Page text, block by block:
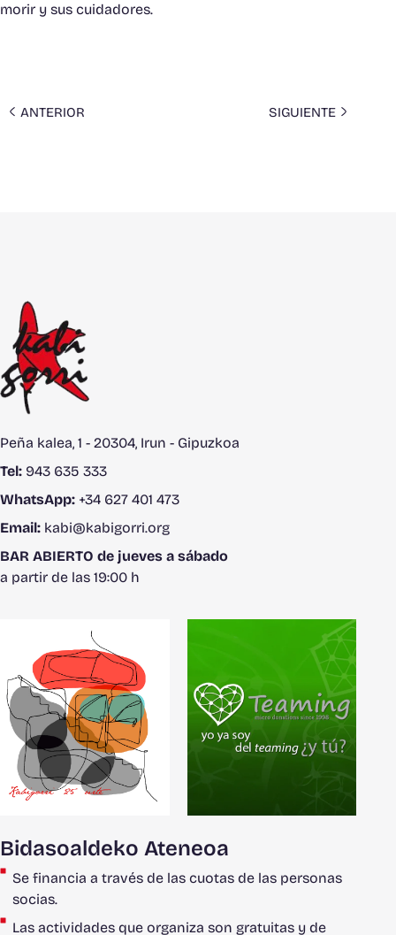
morir y sus cuidadores.
ANTERIOR SIGUIENTE
Peña kalea, 1 - 20304, Irun - Gipuzkoa
Tel: 943 635 333
WhatsApp: +34 627 401 473
Email: kabi@kabigorri.org
BAR ABIERTO de jueves a sábado
a partir de las 19:00 h
Bidasoaldeko Ateneoa
Se financia a través de las cuotas de las personas
socias.
Las actividades que organiza son gratuitas y de